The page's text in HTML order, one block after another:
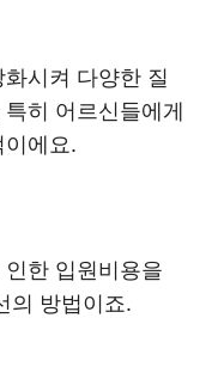
시켜 다양한 질
히 어르신들에게
에요.
한 입원비용을
의 방법이죠.